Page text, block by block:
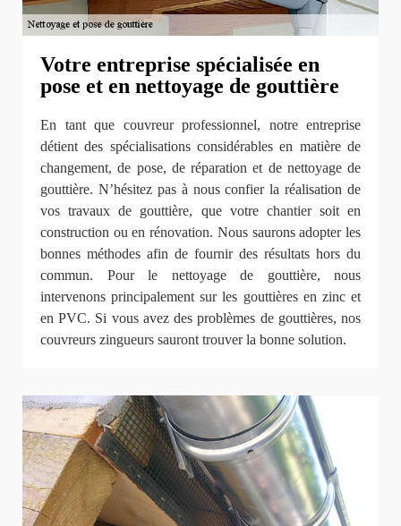
Votre entreprise spécialisée en
pose et en nettoyage de gouttière
En tant que couvreur professionnel, notre entreprise
détient des spécialisations considérables en matière de
changement, de pose, de réparation et de nettoyage de
gouttière. N’hésitez pas à nous confier la réalisation de
vos travaux de gouttière, que votre chantier soit en
construction ou en rénovation. Nous saurons adopter les
bonnes méthodes afin de fournir des résultats hors du
commun. Pour le nettoyage de gouttière, nous
intervenons principalement sur les gouttières en zinc et
en PVC. Si vous avez des problèmes de gouttières, nos
couvreurs zingueurs sauront trouver la bonne solution.